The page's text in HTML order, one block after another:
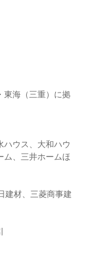
東海（三重）に拠
ハウス、大和ハウ
ム、三井ホームほ
建材、三菱商事建